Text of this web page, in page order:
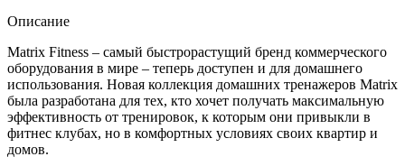
Описание
Matrix Fitness – самый быстрорастущий бренд коммерческого
оборудования в мире – теперь доступен и для домашнего
использования. Новая коллекция домашних тренажеров Matrix
была разработана для тех, кто хочет получать максимальную
эффективность от тренировок, к которым они привыкли в
фитнес клубах, но в комфортных условиях своих квартир и
домов.